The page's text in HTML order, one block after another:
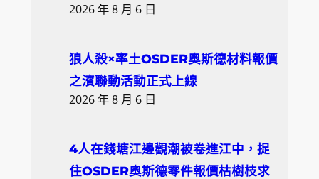
2026 年 8 月 6 日
狼人殺×率土OSDER奧斯德材料報價
之濱聯動活動正式上線
2026 年 8 月 6 日
4人在錢塘江邊觀潮被卷進江中，捉
住OSDER奧斯德零件報價枯樹枝求